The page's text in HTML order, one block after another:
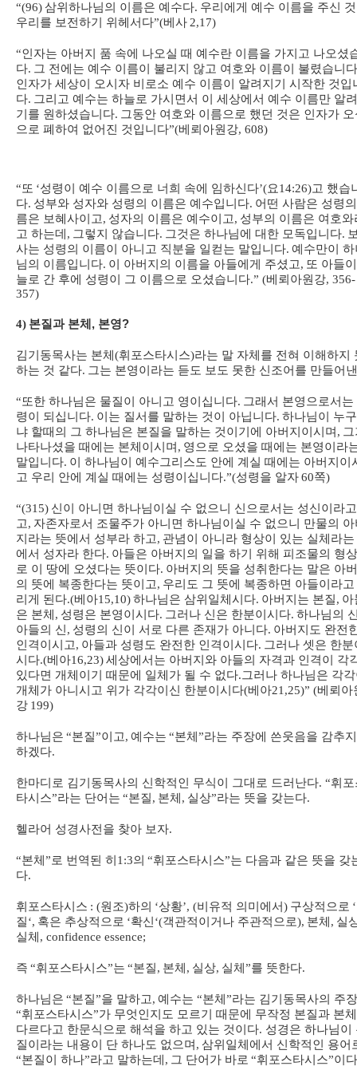
“(96)삼위하나님의 이름은 예수다. 우리에게 예수 이름을 주신
우리를 보전하기 위헤서다”(베사 2,17)
“인자는 아버지 품 속에 나오실 때 예수란 이름을 가지고 나오셨
다. 그 전에는 예수 이름이 불리지 않고 여호와 이름이 불렸습니다
인자가 세상이 오시자 비로소 예수 이름이 알려지기 시작한 것입
다. 그리고 예수는 하늘로 가시면서 이 세상에서 예수 이름만 알
기를 원하셨습니다. 그동안 여호와 이름으로 했던 것은 인자가 오
으로 폐하여 없어진 것입니다”(베뢰아원강, 608)
“또 ‘성령이 예수 이름으로 너희 속에 임하신다’(요14:26)고 했습
다. 성부와 성자와 성령의 이름은 예수입니다. 어떤 사람은 성령
름은 보혜사이고, 성자의 이름은 예수이고, 성부의 이름은 여호와
고 하는데 , 그렇지 않습니다. 그것은 하나님에 대한 모독입니다.
사는 성령의 이름이 아니고 직분을 일컫는 말입니다. 예수만이 하
님의 이름입니다. 이 아버지의 이름을 아들에게 주셨고, 또 아들
늘로 간 후에 성령이 그 이름으로 오셨습니다.” (베뢰아원강, 356-
357)
4) 본질과 본체, 본영?
김기동목사는 본체 (휘포스타시스)라는 말 자체를 전혀 이해하지
하는 것 같다. 그는 본영이라는 듣도 보도 못한 신조어를 만들어
“또한 하나님은 물질이 아니고 영이십니다. 그래서 본영으로서는
령이 되십니다. 이는 질서를 말하는 것이 아닙니다. 하나님이 누
냐 할때의 그 하나님은 본질을 말하는 것이기에 아버지이시며 ,
나타나셨을 때에는 본체이시며 , 영으로 오셨을 때에는 본영이라
말입니다. 이 하나님이 예수그리스도 안에 계실 때에는 아버지이
고 우리 안에 계실 때에는 성령이십니다.”(성령을 알자60쪽)
“(315) 신이 아니면 하나님이실 수 없으니 신으로서는 성신이라
고, 자존자로서 조물주가 아니면 하나님이실 수 없으니 만물의 아
지라는 뜻에서 성부라 하고, 관념이 아니라 형상이 있는 실체라는
에서 성자라 한다. 아들은 아버지의 일을 하기 위해 피조물의 형
로 이 땅에 오셨다는 뜻이다. 아버지의 뜻을 성취한다는 말은 아
의 뜻에 복종한다는 뜻이고, 우리도 그 뜻에 복종하면 아들이라고
리게 된다.(베아15,10)하나님은 삼위일체시다. 아버지는 본질, 아
은 본체 , 성령은 본영이시다. 그러나 신은 한분이시다. 하나님의
아들의 신 , 성령의 신이 서로 다른 존재가 아니다. 아버지도 완전
인격이시고, 아들과 성령도 완전한 인격이시다. 그러나 셋은 한분
시다.(베아16,23)세상에서는 아버지와 아들의 자격과 인격이 각
있다면 개체이기 때문에 일체가 될 수 없다.그러나 하나님은 각
개체가 아니시고 위가 각각이신 한분이시다(베아21,25)” (베뢰아
강 199)
하나님은 “본질”이고, 예수는 “본체 ”라는 주장에 쓴웃음을 감추
하겠다.
한마디로 김기동목사의 신학적인 무식이 그대로 드러난다. “휘포
타시스”라는 단어는 “본질, 본체 , 실상”라는 뜻을 갖는다.
헬라어 성경사전을 찾아 보자.
“본체 ”로 번역된 히 1:3의 “휘포스타시스”는 다음과 같은 뜻을 갖
다.
휘포스타시스 : (원조)하의 ‘상황’, (비유적 의미에서) 구상적으로 ‘
질‘, 혹은 추상적으로 ‘확신 ‘(객관적이거나 주관적으로), 본체 , 실
실체 , confidence essence;
즉 “휘포스타시스”는 “본질, 본체 , 실상, 실체 ”를 뜻한다.
하나님은 “본질”을 말하고, 예수는 “본체 ”라는 김기동목사의 주
“휘포스타시스”가 무엇인지도 모르기 때문에 무작정 본질과 본
다르다고 한문식으로 해석을 하고 있는 것이다. 성경은 하나님이
질이라는 내용이 단 하나도 없으며 , 삼위일체에서 신학적인 용어
“본질이 하나”라고 말하는데 , 그 단어가 바로 “휘포스타시스”이다